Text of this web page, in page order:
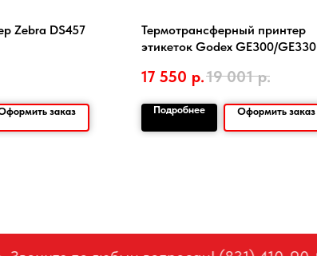
Zebra DS457
заказ
Термотрансферный принтер
этикеток Godex GE300/GE330
17 550 р.19 001 р.
Подробнее Оформить заказ